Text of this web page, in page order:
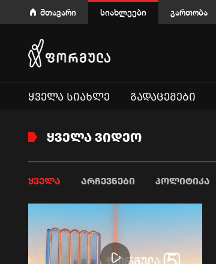
მთავარი სიახლეები გართობა
ᲧᲕᲔᲚᲐ ᲡᲘᲐᲮᲚᲔ ᲒᲐᲓᲐᲪᲔᲛᲔᲑᲘ
ᲧᲕᲔᲚᲐ ᲕᲘᲓᲔᲝ
ᲧᲕᲔᲚᲐ ᲐᲠᲩᲔᲕᲜᲔᲑᲘ ᲞᲝᲚᲘᲢᲘᲙᲐ